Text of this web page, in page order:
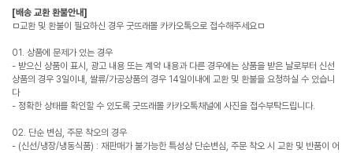
[배송 교환 환불안내]
ㅁ교환 및 환불이 필요하신 경우 굿뜨래몰 카카오톡으로 접수해주세요ㅁ
01. 상품에 문제가 있는 경우
- 받으신 상품이 표시, 광고 내용 또는 계약 내용과 다른 경우에는 상품을 받은 날로부터 신선
상품의 경우 3일이내, 쌀류/가공상품의 경우 14일이내에 교환 및 환불을 요청하실 수 있습니
다
- 정확한 상태를 확인할 수 있도록 굿뜨래몰 카카오톡채널에 사진을 접수부탁드립니다.
02. 단순 변심, 주문 착오의 경우
- (신선/냉장/냉동식품) : 재판매가 불가능한 특성상 단순변심, 주문 착오 시 교환 및 반품이 어